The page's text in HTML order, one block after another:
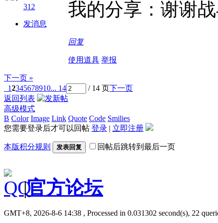
312
发消息
我的分享：谢谢
回复
使用道具 举报
下一页 »
12345678910... 14 / 14 页下一页
返回列表
高级模式
B Color Image Link Quote Code Smilies
您需要登录后才可以回帖 登录 | 立即注册
本版积分规则 发表回复 回帖后跳转到最后一页
|官方论坛
GMT+8, 2026-8-6 14:38 , Processed in 0.031302 second(s), 22